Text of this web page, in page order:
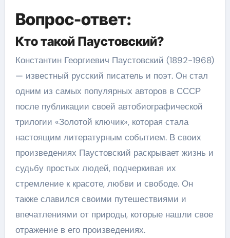
Вопрос-ответ:
Кто такой Паустовский?
Константин Георгиевич Паустовский (1892-1968)
— известный русский писатель и поэт. Он стал
одним из самых популярных авторов в СССР
после публикации своей автобиографической
трилогии «Золотой ключик», которая стала
настоящим литературным событием. В своих
произведениях Паустовский раскрывает жизнь и
судьбу простых людей, подчеркивая их
стремление к красоте, любви и свободе. Он
также славился своими путешествиями и
впечатлениями от природы, которые нашли свое
отражение в его произведениях.